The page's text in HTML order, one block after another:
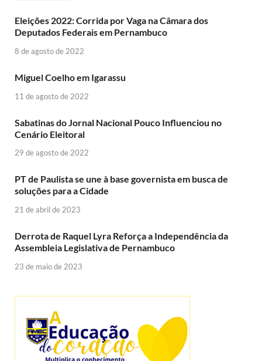
Eleições 2022: Corrida por Vaga na Câmara dos
Deputados Federais em Pernambuco
8 de agosto de 2022
Miguel Coelho em Igarassu
11 de agosto de 2022
Sabatinas do Jornal Nacional Pouco Influenciou no
Cenário Eleitoral
29 de agosto de 2022
PT de Paulista se une à base governista em busca de
soluções para a Cidade
21 de abril de 2023
Derrota de Raquel Lyra Reforça a Independência da
Assembleia Legislativa de Pernambuco
23 de maio de 2023